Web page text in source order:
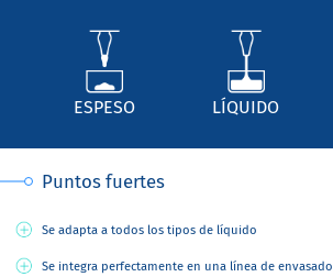
ESPESO LÍQUIDO
Puntos fuertes
Se adapta a todos los tipos de líquido
Se integra perfectamente en una línea de envasado